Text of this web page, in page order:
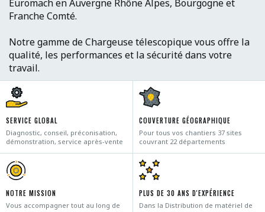
Euromach en Auvergne Rhône Alpes, Bourgogne et
Franche Comté.
Notre gamme de Chargeuse télescopique vous offre la
qualité, les performances et la sécurité dans votre
travail.
SERVICE GLOBAL
Diagnostic, conseil, préconisation,
démonstration, service après-vente
COUVERTURE GÉOGRAPHIQUE
Pour tous vos chantiers 37 sites
couvrant 22 départements
NOTRE MISSION
Vous accompagner tout au long de
PLUS DE 30 ANS D'EXPÉRIENCE
Dans la Distribution de matériel de